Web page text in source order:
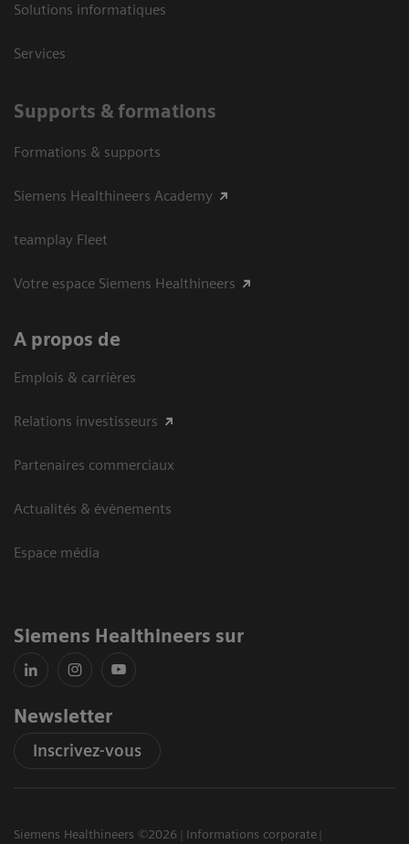
Solutions informatiques
Services
Supports & formations
Formations & supports
Siemens Healthineers Academy
teamplay Fleet
Votre espace Siemens Healthineers
A propos de
Emplois & carrières
Relations investisseurs
Partenaires commerciaux
Actualités & évènements
Espace média
Siemens Healthineers sur
Newsletter
Inscrivez-vous
Siemens Healthineers ©2026
Informations corporate